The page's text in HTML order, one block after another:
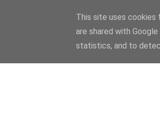
This site uses cookies
are shared with
statistics, and to